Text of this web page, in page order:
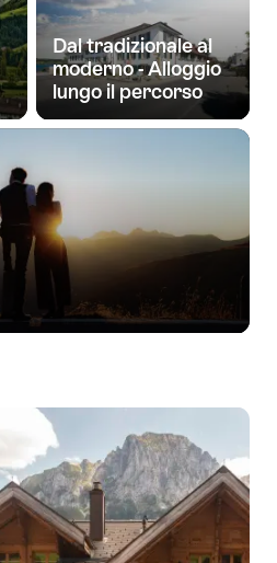
Dal tradizionale al
moderno - Alloggio
lungo il percorso